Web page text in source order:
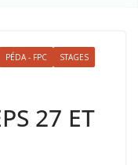
PÉDA - FPC STAGES
27 ET